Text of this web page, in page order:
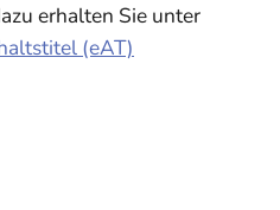
erhalten Sie unter
(eAT)